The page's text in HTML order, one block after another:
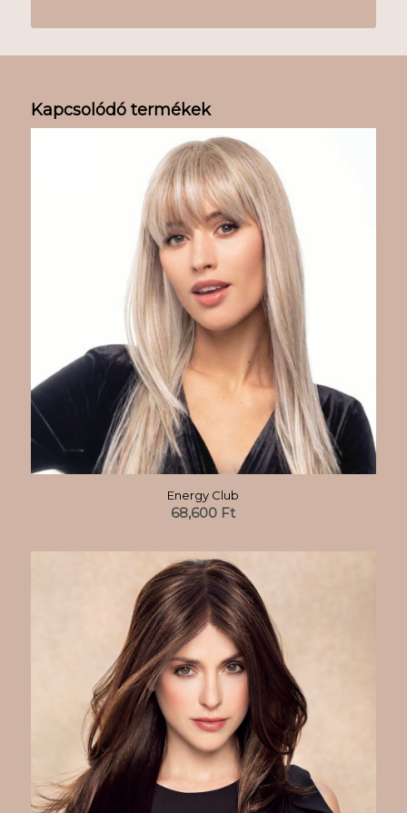
Kapcsolódó termékek
Energy Club
68,600 Ft